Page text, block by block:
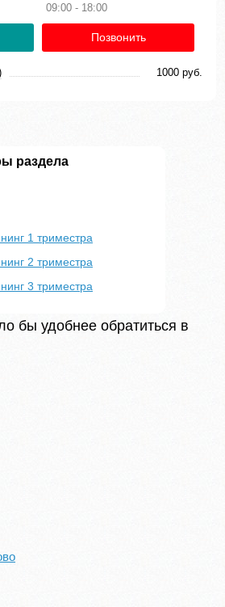
09:00 - 18:00
Позвонить
1000 руб.
раздела
1 триместра
2 триместра
3 триместра
бы удобнее обратиться в